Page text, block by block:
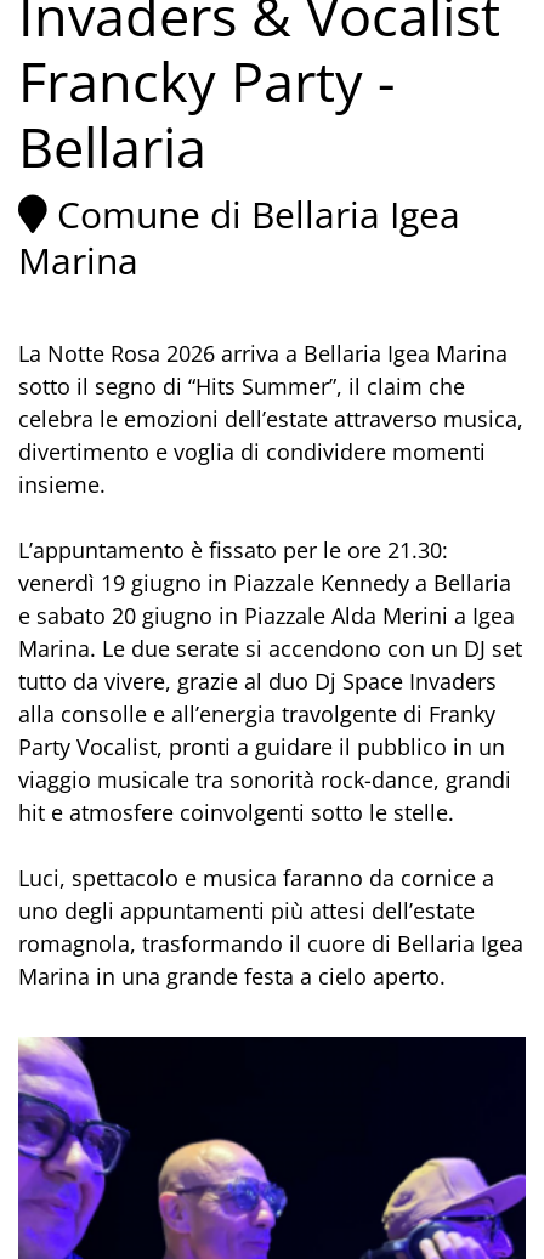
Invaders & Vocalist
Francky Party -
Bellaria
Comune di Bellaria Igea
Marina
La Notte Rosa 2026 arriva a Bellaria Igea Marina
sotto il segno di “Hits Summer”, il claim che
celebra le emozioni dell’estate attraverso musica,
divertimento e voglia di condividere momenti
insieme.
L’appuntamento è fissato per le ore 21.30:
venerdì 19 giugno in Piazzale Kennedy a Bellaria
e sabato 20 giugno in Piazzale Alda Merini a Igea
Marina. Le due serate si accendono con un DJ set
tutto da vivere, grazie al duo Dj Space Invaders
alla consolle e all’energia travolgente di Franky
Party Vocalist, pronti a guidare il pubblico in un
viaggio musicale tra sonorità rock-dance, grandi
hit e atmosfere coinvolgenti sotto le stelle.
Luci, spettacolo e musica faranno da cornice a
uno degli appuntamenti più attesi dell’estate
romagnola, trasformando il cuore di Bellaria Igea
Marina in una grande festa a cielo aperto.